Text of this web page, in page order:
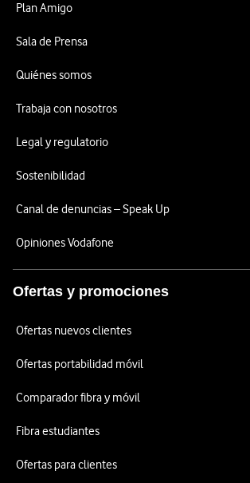
Plan Amigo
Sala de Prensa
Quiénes somos
Trabaja con nosotros
Legal y regulatorio
Sostenibilidad
Canal de denuncias – Speak Up
Opiniones Vodafone
Ofertas y promociones
Ofertas nuevos clientes
Ofertas portabilidad móvil
Comparador fibra y móvil
Fibra estudiantes
Ofertas para clientes